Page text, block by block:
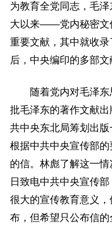
为教育全党同志，毛
大以来——党内秘密文
重要文献，其中就收
后，中央编印的多部文
随着党内对毛泽
批毛泽东的著作文献
共中央东北局筹划出版
根据中共中央宣传部
的信。林彪了解这一
日致电中共中央宣传
很大的宣传教育意义
布，但希望只公布信